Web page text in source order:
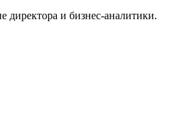
директора и бизнес-аналитики.